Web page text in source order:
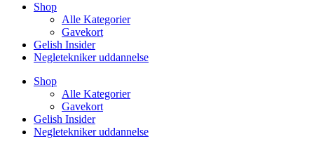
Shop
Alle Kategorier
Gavekort
Gelish Insider
Negletekniker uddannelse
Shop
Alle Kategorier
Gavekort
Gelish Insider
Negletekniker uddannelse